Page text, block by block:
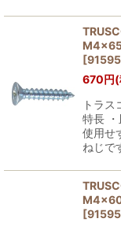
[
670円
トラス
特長
使用せ
ねじで
[